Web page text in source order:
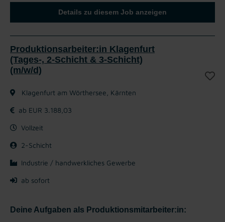
Details zu diesem Job anzeigen
Produktionsarbeiter:in Klagenfurt
(Tages-, 2-Schicht & 3-Schicht)
(m/w/d)
Klagenfurt am Wörthersee, Kärnten
ab EUR 3.188,03
Vollzeit
2-Schicht
Industrie / handwerkliches Gewerbe
ab sofort
Deine Aufgaben als Produktionsmitarbeiter:in: